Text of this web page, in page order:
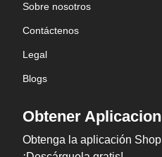
Sobre nosotros
Contáctenos
Legal
Blogs
Obtener
Obtenga la aplicación